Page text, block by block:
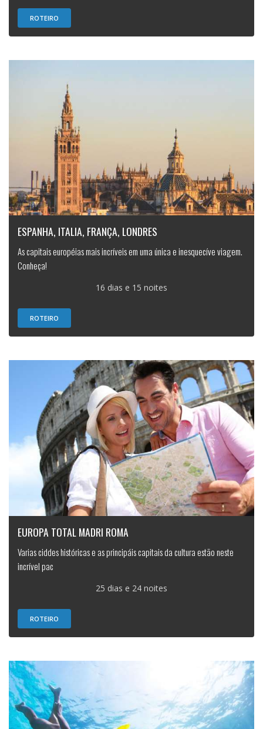
ROTEIRO
ESPANHA, ITALIA, FRANÇA, LONDRES
As capitais européias mais incríveis em uma única e inesquecíve viagem.
Conheça!
16 dias e 15 noites
ROTEIRO
EUROPA TOTAL MADRI ROMA
Varias ciddes históricas e as principáis capitais da cultura estão neste
incrível pac
25 dias e 24 noites
ROTEIRO